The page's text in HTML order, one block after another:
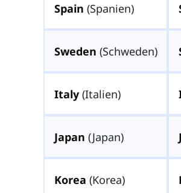
Spain (Spanien)
Sweden (Schweden)
Italy(Italien)
Japan (Japan)
Korea (Korea)